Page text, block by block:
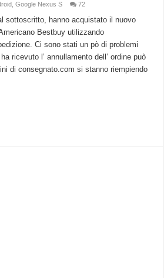
,Google Nexus S 72
sottoscritto, hanno acquistato il nuovo
Bestbuy utilizzando
Ci sono stati un pò di problemi
ricevuto l’ annullamento dell’ ordine può
di consegnato.com si stanno riempiendo